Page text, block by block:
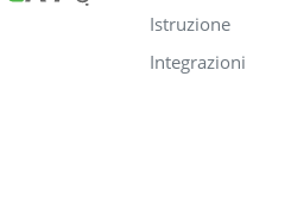
Istruzione
Integrazioni